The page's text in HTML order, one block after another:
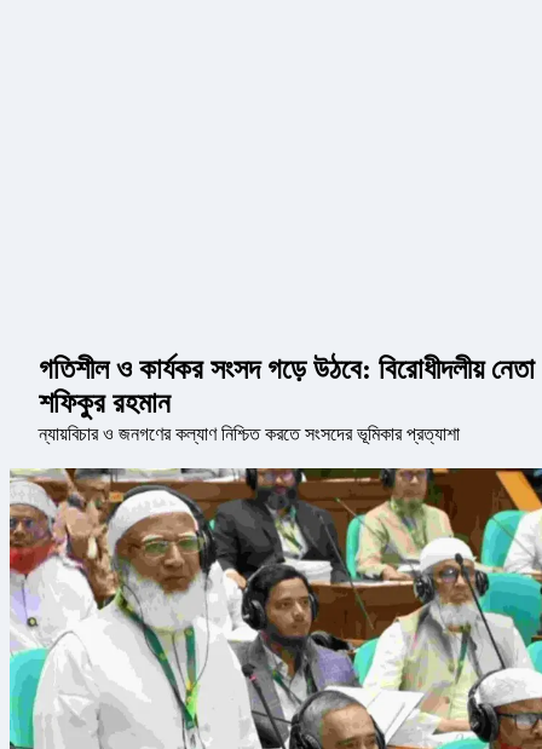
গতিশীল ও কার্যকর সংসদ গড়ে উঠবে: বিরোধীদলীয় নেতা
শফিকুর রহমান
ন্যায়বিচার ও জনগণের কল্যাণ নিশ্চিত করতে সংসদের ভূমিকার প্রত্যাশা